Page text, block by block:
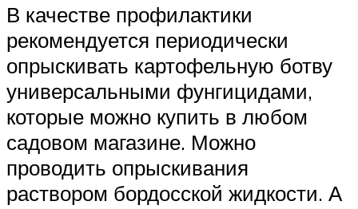
В качестве профилактики
рекомендуется периодически
опрыскивать картофельную ботву
универсальными фунгицидами,
которые можно купить в любом
садовом магазине. Можно
проводить опрыскивания
раствором бордосской жидкости. А